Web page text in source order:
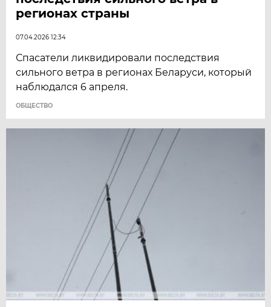
регионах страны
07.04.2026 12:34
Спасатели ликвидировали последствия
сильного ветра в регионах Беларуси, который
наблюдался 6 апреля.
ОБЩЕСТВО